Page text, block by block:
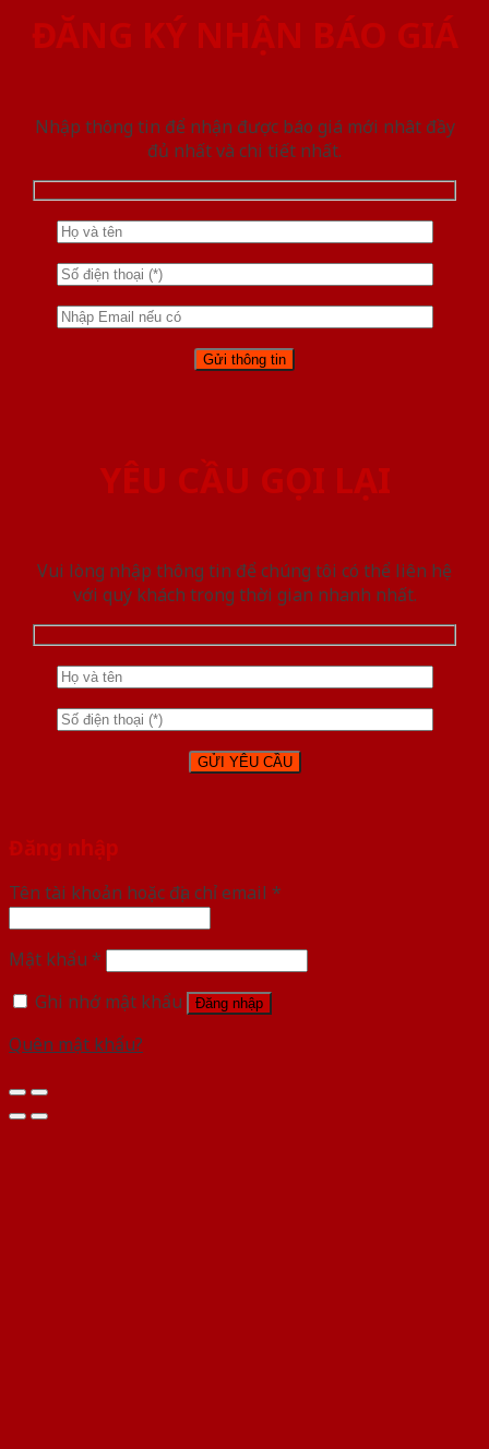
ĐĂNG KÝ NHẬN BÁO GIÁ
Nhập thông tin để nhận được báo giá mới nhât đầy
đủ nhất và chi tiết nhất.
YÊU CẦU GỌI LẠI
Vui lòng nhập thông tin để chúng tôi có thể liên hệ
với quý khách trong thời gian nhanh nhất.
Đăng nhập
Tên tài khoản hoặc địa chỉ email *
Mật khẩu *
Ghi nhớ mật khẩu
Đăng nhập
Quên mật khẩu?